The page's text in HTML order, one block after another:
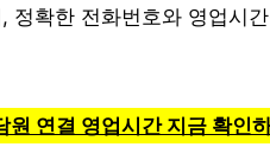
확한 전화번호와 영업시
연결 영업시간 지금 확인하